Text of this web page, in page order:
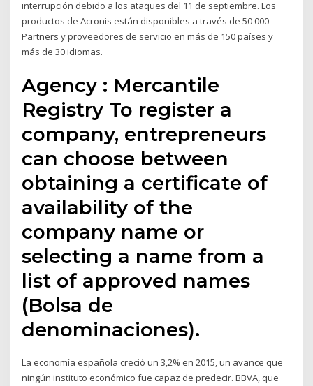
interrupción debido a los ataques del 11 de septiembre. Los
productos de Acronis están disponibles a través de 50 000
Partners y proveedores de servicio en más de 150 países y
más de 30 idiomas.
Agency : Mercantile
Registry To register a
company, entrepreneurs
can choose between
obtaining a certificate of
availability of the
company name or
selecting a name from a
list of approved names
(Bolsa de
denominaciones).
La economía española creció un 3,2% en 2015, un avance que
ningún instituto económico fue capaz de predecir. BBVA, que